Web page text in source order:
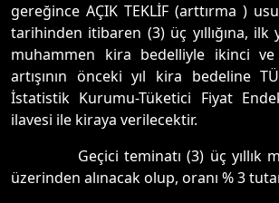
gereğince AÇIK TEKLİF (arttırma )
tarihinden itibaren (3) üç yıllığına, ilk
muhammen kira bedelliyle ikinci
artışının önceki yıl kira bedeline
İstatistik Kurumu-Tüketici Fiyat
ilavesi ile kiraya verilecektir.
Geçici teminatı (3) üç yıllık
üzerinden alınacak olup, oranı % 3